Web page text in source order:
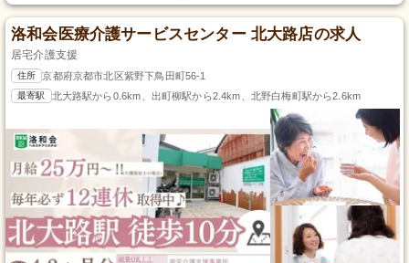
洛和会医療介護サービスセンター 北大路店の求人
居宅介護支援
住所 京都府京都市北区紫野下鳥田町56-1
最寄駅 北大路駅から0.6km、出町柳駅から2.4km、北野白梅町駅から2.6km